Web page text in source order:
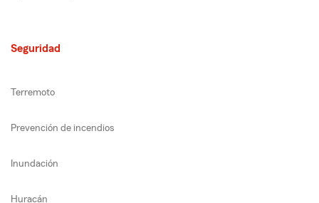
Seguridad
Terremoto
Prevención de incendios
Inundación
Huracán